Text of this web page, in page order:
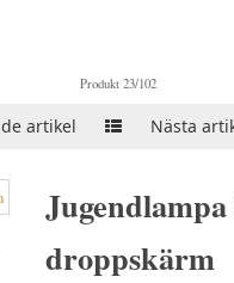
Produkt 23/102
artikel Nästa
droppskärm